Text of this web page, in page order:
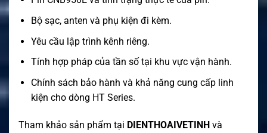
Bộ sạc, anten và phụ kiện đi kèm.
Yêu cầu lập trình kênh riêng.
Tính hợp pháp của tần số tại khu vực vận hành.
Chính sách bảo hành và khả năng cung cấp linh
kiện cho dòng HT Series.
Tham khảo sản phẩm tại DIENTHOAIVETINH và